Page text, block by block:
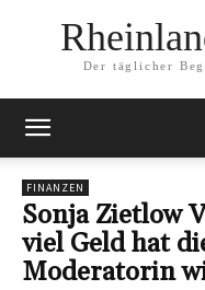
Der täglicher
FINANZEN
Sonja Zietlow
viel Geld hat
Moderatorin